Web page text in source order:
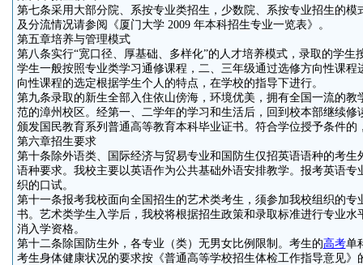
第七条采用大部分院、系按专业类招生，少数院、系按专业招生的模
及分流情况请参阅《厦门大学 2009 年本科招生专业一览表》。
第五章培养与管理模式
第八条实行“宽口径、厚基础、多样化”的人才培养模式，录取的学生
学生一般按照专业类学习通修课程，二、三年级通过选修方向性课程
向性课程的选定根据学生个人的特点，在学校的指导下进行。
第九条录取的新生全部入住依山傍海，环境优美，拥有全国一流的教
范的漳州校区。经第一、二学年的学习和生活后，回到校本部继续修
颁发国民教育系列普通高等教育本科毕业证书。符合学位授予条件的
第六章招生要求
第十条除外语类、国际经济与贸易专业和国防生仅招英语语种的考生
语种要求。我校主要以英语作为公共基础外语安排教学。报考英语专
织的口试。
第十一条报考我校面向全国招生的艺术类考生，须参加我校组织的专
书。艺术类学生入学后，我校将根据招生政策和录取标准进行专业水
消入学资格。
第十二条除国防生外，各专业（类）无男女比例限制。考生的高考单
考生身体健康状况的要求按《普通高等学校招生体检工作指导意见》